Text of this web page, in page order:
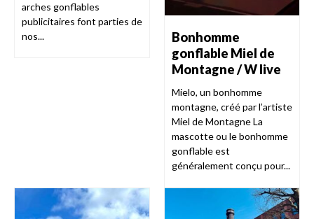
arches gonflables
publicitaires font parties de
nos...
Bonhomme
gonflable Miel de
Montagne / W live
Mielo, un bonhomme
montagne, créé par l’artiste
Miel de Montagne La
mascotte ou le bonhomme
gonflable est
généralement conçu pour...